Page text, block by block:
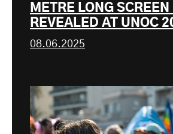
METRE LONG SCREEN
REVEALED AT UNOC
08.06.2025